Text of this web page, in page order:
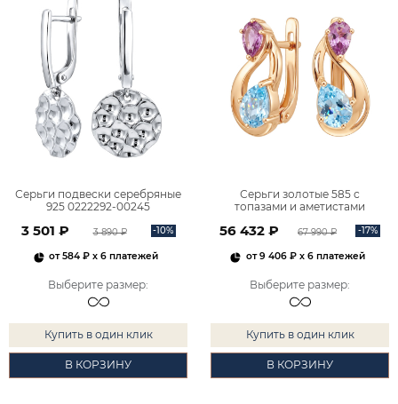
Серьги подвески серебряные
925 0222292-00245
3 501 ₽ 3 890 ₽ -10%
от584 ₽ x 6 платежей
Выберите размер:
Купить в один клик
В КОРЗИНУ
Серьги золотые 585 с
топазами и аметистами
56 432 ₽ 67 990 ₽ -17%
от9 406 ₽x 6 платежей
Выберите размер:
Купить в один клик
В КОРЗИНУ